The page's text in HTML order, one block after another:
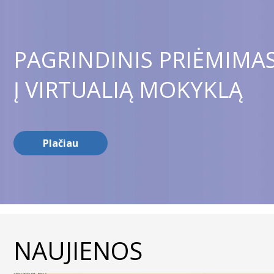
PAGRINDINIS
Į VIRTUALIĄ MOKYKLĄ
Plačiau
NAUJIENOS